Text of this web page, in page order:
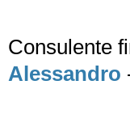
Consulente
Alessandro